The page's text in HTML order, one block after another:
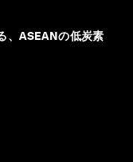
、ASEANの低炭素